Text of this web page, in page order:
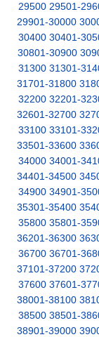
29500 29501-
29901-30000
30400 30401-
30801-30900
31300 31301-
31701-31800
32200 32201-
32601-32700
33100 33101-
33501-33600
34000 34001-
34401-34500
34900 34901-
35301-35400
35800 35801-
36201-36300
36700 36701-
37101-37200
37600 37601-
38001-38100
38500 38501-
38901-39000